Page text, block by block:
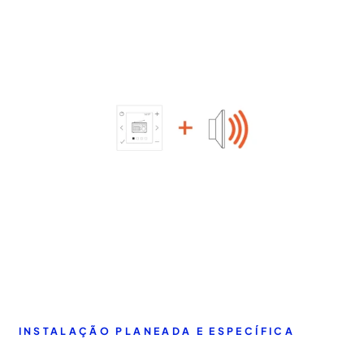
INSTALAÇÃO PLANEADA E ESPECÍFICA